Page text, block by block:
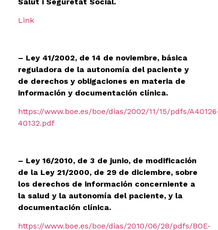
Link
– Ley 41/2002, de 14 de noviembre, básica
reguladora de la autonomía del paciente y
de derechos y obligaciones en materia de
información y documentación clínica.
https://www.boe.es/boe/dias/2002/11/15/pdfs/
40132.pdf
– Ley 16/2010, de 3 de junio, de modificación
de la Ley 21/2000, de 29 de diciembre, sobre
los derechos de información concerniente a
la salud y la autonomía del paciente, y la
documentación clínica.
https://www.boe.es/boe/dias/2010/06/28/pdfs/BOE-